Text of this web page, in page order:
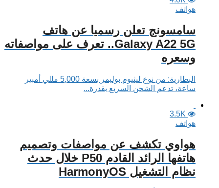
هواتف
سامسونج تعلن رسميا عن هاتف
Galaxy A22 5G.. تعرف على مواصفاته
وسعره
البطارية: من نوع ليثيوم بوليمر بسعة 5,000 مللي أمبير
ساعة، تدعم الشحن السريع بقدرة...
3.5K
هواتف
هواوي تكشف عن مواصفات وتصميم
هاتفها الرائد القادم P50 خلال حدث
نظام التشغيل HarmonyOS